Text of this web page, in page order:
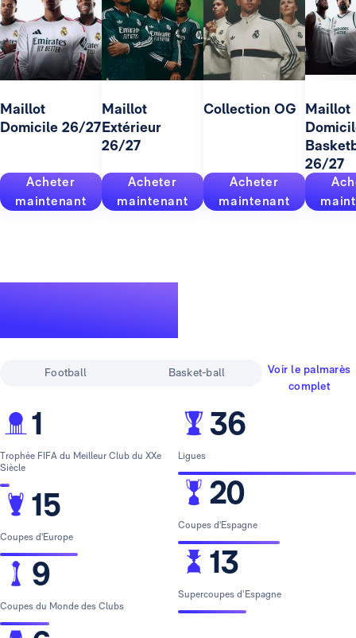
Maillot
Domicile 26/27
Acheter
maintenant
Maillot
Extérieur
26/27
Acheter
maintenant
Collection OG
Acheter
maintenant
Maillot
26/27
Football Basket-ball
Voir le palmarès
complet
1
Trophée FIFA du Meilleur Club du XXe
Siècle
15
Coupes d'Europe
9
Coupes du Monde des Clubs
36
Ligues
20
Coupes d'Espagne
13
Supercoupes d’Espagne